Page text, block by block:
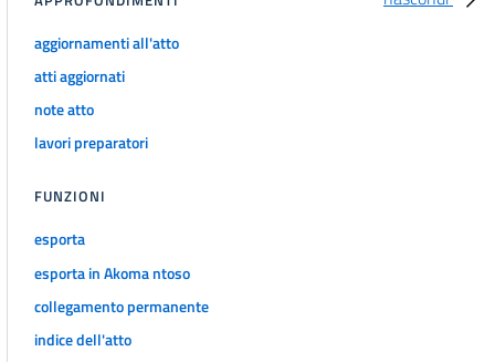
aggiornamenti all'atto
atti aggiornati
note atto
lavori preparatori
FUNZIONI
esporta
esporta in Akoma ntoso
collegamento permanente
indice dell'atto